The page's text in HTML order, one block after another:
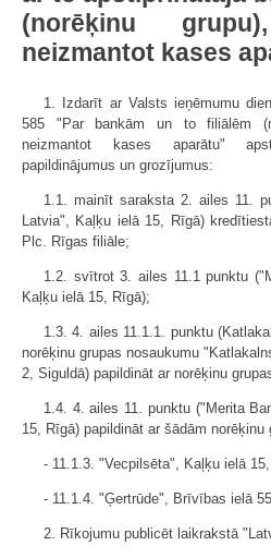
(norēķinu
neizmantot kases
1. Izdarīt ar Valsts ieņēmumu
585 "Par bankām un to filiālēm
neizmantot kases aparātu"
papildinājumus un grozījumus:
1.1. mainīt saraksta 2. ailes 11.
Latvia", Kaļķu ielā 15, Rīgā)
Plc. Rīgas filiāle;
1.2. svītrot 3. ailes 11.1 punktu
Kaļķu ielā 15, Rīgā);
1.3. 4. ailes 11.1.1. punktu
norēķinu grupas nosaukumu
2, Siguldā) papildināt ar norēķinu
1.4. 4. ailes 11. punktu ("Merita
15, Rīgā) papildināt ar šādām norēķinu
- 11.1.3. "Vecpilsēta", Kaļķu ielā
- 11.1.4. "Ģertrūde", Brīvības ielā
2. Rīkojumu publicēt laikrakstā